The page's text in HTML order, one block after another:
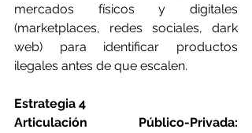
mercados físicos y digitales
(marketplaces, redes sociales, dark
web) para identificar productos
ilegales antes de que escalen.
Estrategia 4